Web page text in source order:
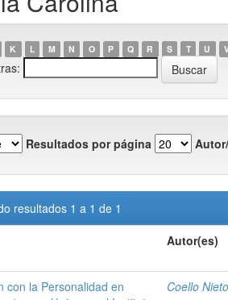
K L M N O P Q R S T U
Resultados por página
resultados 1 a 1 de 1
Autor(es)
con la Personalidad en
Coello